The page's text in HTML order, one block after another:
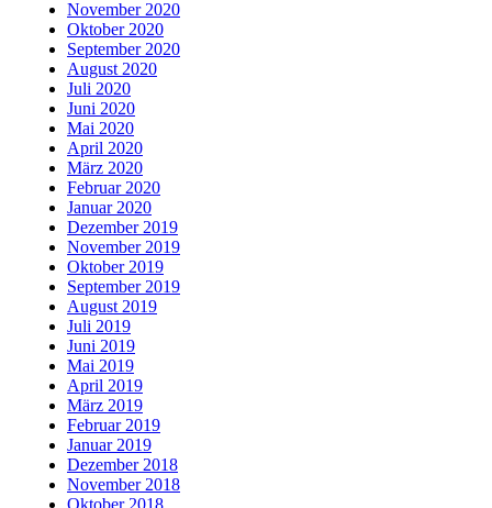
November 2020
Oktober 2020
September 2020
August 2020
Juli 2020
Juni 2020
Mai 2020
April 2020
März 2020
Februar 2020
Januar 2020
Dezember 2019
November 2019
Oktober 2019
September 2019
August 2019
Juli 2019
Juni 2019
Mai 2019
April 2019
März 2019
Februar 2019
Januar 2019
Dezember 2018
November 2018
Oktober 2018